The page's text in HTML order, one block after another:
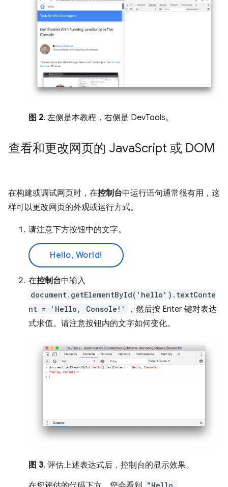
图 2. 左侧是本教程，右侧是 DevTools。
查看和更改网页的 JavaScript 或 DOM
在构建或调试网页时，在控制台中运行语句通常很有用，这
样可以更改网页的外观或运行方式。
请注意下方按钮中的文字。
Hello, World!
在控制台中输入
document.getElementById('hello').textConte
nt = 'Hello, Console!'
，然后按 Enter 键对表达
式求值。请注意按钮内的文字如何变化。
图 3. 评估上述表达式后，控制台的显示效果。